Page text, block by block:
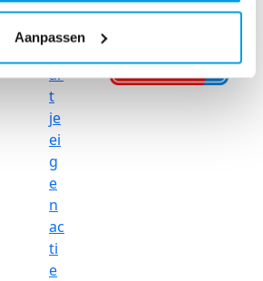
Aanpassen
ie
ar
t
je
ei
g
e
n
ac
ti
e